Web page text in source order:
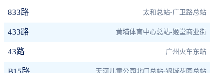
833路 太和总站-广卫路总站
433路 黄埔体育中心总站-姬堂商业街
43路 广州火车东站
天河儿童公园北门总站-锦城花园总站